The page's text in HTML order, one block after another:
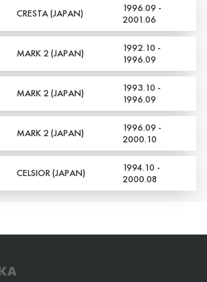
CRESTA (JAPAN)
1996.09 -
2001.06
MARK 2 (JAPAN)
1992.10 -
1996.09
MARK 2 (JAPAN)
1993.10 -
1996.09
MARK 2 (JAPAN)
1996.09 -
2000.10
CELSIOR (JAPAN)
1994.10 -
2000.08